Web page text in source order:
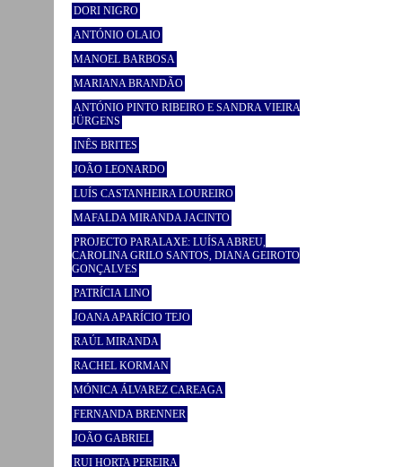
DORI NIGRO
ANTÓNIO OLAIO
MANOEL BARBOSA
MARIANA BRANDÃO
ANTÓNIO PINTO RIBEIRO E SANDRA VIEIRA
JÜRGENS
INÊS BRITES
JOÃO LEONARDO
LUÍS CASTANHEIRA LOUREIRO
MAFALDA MIRANDA JACINTO
PROJECTO PARALAXE: LUÍSA ABREU,
CAROLINA GRILO SANTOS, DIANA GEIROTO
GONÇALVES
PATRÍCIA LINO
JOANA APARÍCIO TEJO
RAÚL MIRANDA
RACHEL KORMAN
MÓNICA ÁLVAREZ CAREAGA
FERNANDA BRENNER
JOÃO GABRIEL
RUI HORTA PEREIRA